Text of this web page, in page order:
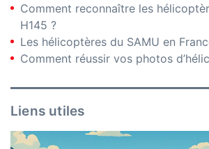
Comment reconnaître les
H145 ?
Les hélicoptères du SAMU en
Comment réussir vos photos
Liens utiles